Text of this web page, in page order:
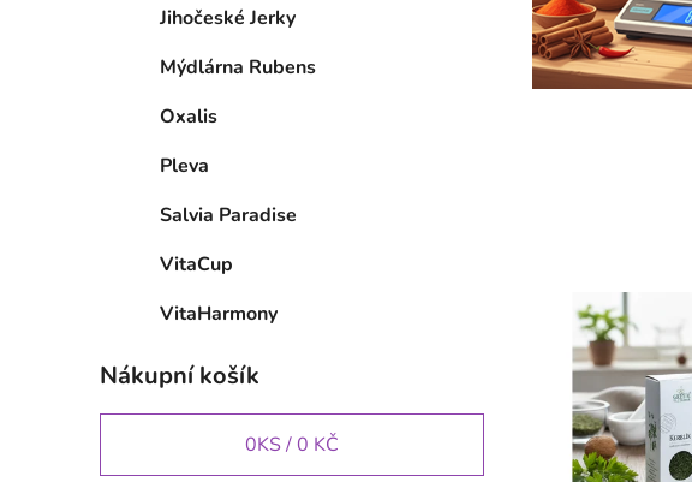
Jihočeské Jerky
Mýdlárna Rubens
Oxalis
Pleva
Salvia Paradise
VitaCup
VitaHarmony
Nákupní košík
0KS /0 KČ